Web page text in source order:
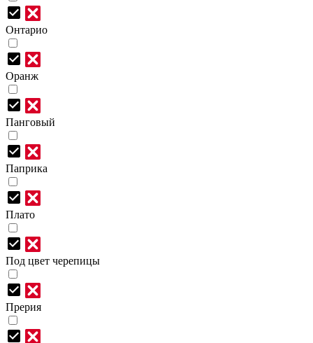
Онтарио
Оранж
Панговый
Паприка
Плато
Под цвет черепицы
Прерия